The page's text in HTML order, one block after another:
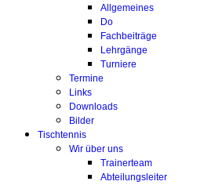
Allgemeines
Do
Fachbeiträge
Lehrgänge
Turniere
Termine
Links
Downloads
Bilder
Tischtennis
Wir über uns
Trainerteam
Abteilungsleiter